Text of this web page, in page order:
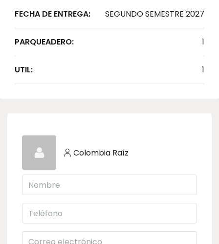
FECHA DE ENTREGA: SEGUNDO SEMESTRE 2027
PARQUEADERO: 1
UTIL: 1
Colombia Raíz